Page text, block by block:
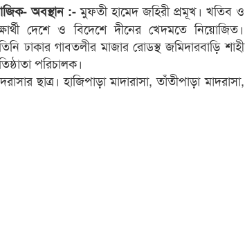
অবস্থান :-মুফতী হামেদ জহিরী প্রমূখ। খতিব ও
দেশে ও বিদেশে দীনের খেদমতে নিয়োজিত।
ঢাকার গাবতলীর মাজার রোডস্থ জমিদারবাড়ি শাহী
পরিচালক।
ছাত্র। হাজিপাড়া মাদারাসা, তাঁতীপাড়া মাদরাসা,